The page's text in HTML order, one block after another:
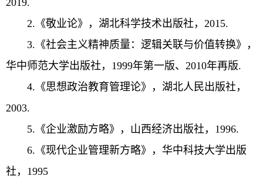
2019.
2.《敬业论》，湖北科学技术出版社，2015.
3.《社会主义精神质量：逻辑关联与价值转换》，
华中师范大学出版社，1999年第一版、2010年再版.
4.《思想政治教育管理论》，湖北人民出版社，
2003.
5.《企业激励方略》，山西经济出版社，1996.
6.《现代企业管理新方略》，华中科技大学出版
社，1995